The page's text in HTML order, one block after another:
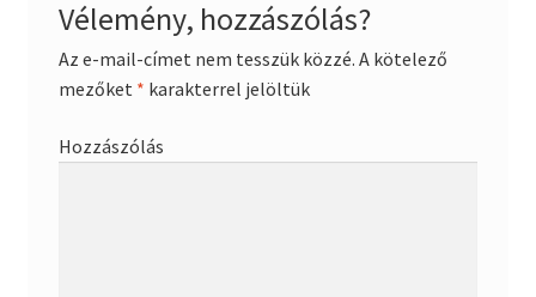
Vélemény, hozzászólás?
Az e-mail-címet nem tesszük közzé. A kötelező
mezőket * karakterrel jelöltük
Hozzászólás